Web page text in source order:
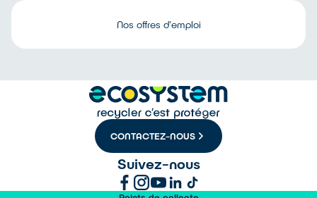
Nos offres d'emploi
CONTACTEZ-NOUS
Suivez-nous